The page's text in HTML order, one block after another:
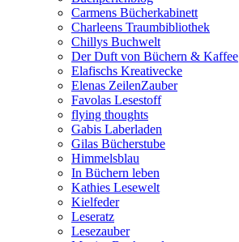
Carmens Bücherkabinett
Charleens Traumbibliothek
Chillys Buchwelt
Der Duft von Büchern & Kaffee
Elafischs Kreativecke
Elenas ZeilenZauber
Favolas Lesestoff
flying thoughts
Gabis Laberladen
Gilas Bücherstube
Himmelsblau
In Büchern leben
Kathies Lesewelt
Kielfeder
Leseratz
Lesezauber